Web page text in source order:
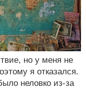
но у меня не
я отказался.
неловко из-за